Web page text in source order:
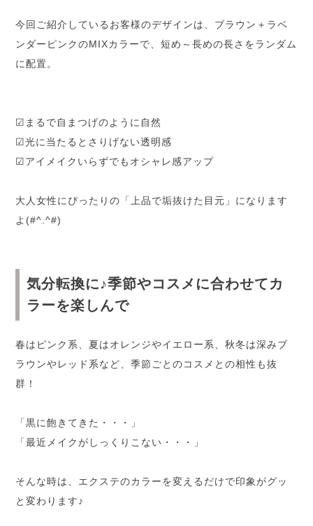
今回ご紹介しているお客様のデザインは、ブラウン＋ラベ
ンダーピンクのMIXカラーで、短め～長めの長さをランダム
に配置。
☑まるで自まつげのように自然
☑光に当たるとさりげない透明感
☑アイメイクいらずでもオシャレ感アップ
大人女性にぴったりの「上品で垢抜けた目元」になります
よ(#^.^#)
気分転換に♪季節やコスメに合わせてカ
ラーを楽しんで
春はピンク系、夏はオレンジやイエロー系、秋冬は深みブ
ラウンやレッド系など、季節ごとのコスメとの相性も抜
群！
「黒に飽きてきた・・・」
「最近メイクがしっくりこない・・・」
そんな時は、エクステのカラーを変えるだけで印象がグッ
と変わります♪